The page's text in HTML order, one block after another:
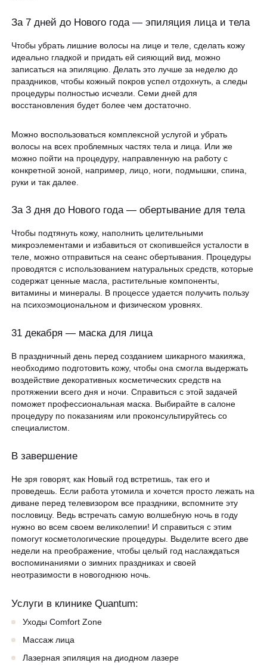
За 7 дней до Нового года — эпиляция лица и тела
Чтобы убрать лишние волосы на лице и теле, сделать кожу
идеально гладкой и придать ей сияющий вид, можно
записаться на эпиляцию. Делать это лучше за неделю до
праздников, чтобы кожный покров успел отдохнуть, а следы
процедуры полностью исчезли. Семи дней для
восстановления будет более чем достаточно.
Можно воспользоваться комплексной услугой и убрать
волосы на всех проблемных частях тела и лица. Или же
можно пойти на процедуру, направленную на работу с
конкретной зоной, например, лицо, ноги, подмышки, спина,
руки и так далее.
За 3 дня до Нового года — обертывание для тела
Чтобы подтянуть кожу, наполнить целительными
микроэлементами и избавиться от скопившейся усталости в
теле, можно отправиться на сеанс обертывания. Процедуры
проводятся с использованием натуральных средств, которые
содержат ценные масла, растительные компоненты,
витамины и минералы. В процессе удается получить пользу
на психоэмоциональном и физическом уровнях.
31 декабря — маска для лица
В праздничный день перед созданием шикарного макияжа,
необходимо подготовить кожу, чтобы она смогла выдержать
воздействие декоративных косметических средств на
протяжении всего дня и ночи. Справиться с этой задачей
поможет профессиональная маска. Выбирайте в салоне
процедуру по показаниям или проконсультируйтесь со
специалистом.
В завершение
Не зря говорят, как Новый год встретишь, так его и
проведешь. Если работа утомила и хочется просто лежать на
диване перед телевизором все праздники, вспомните эту
пословицу. Ведь встречать самую волшебную ночь в году
нужно во всем своем великолепии! И справиться с этим
помогут косметологические процедуры. Выделите всего две
недели на преображение, чтобы целый год наслаждаться
воспоминаниями о зимних праздниках и своей
неотразимости в новогоднюю ночь.
Услуги в клинике Quantum:
Уходы Comfort Zone
Массаж лица
Лазерная эпиляция на диодном лазере